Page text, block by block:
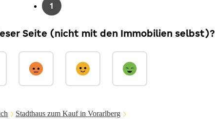
1
Seite (nicht mit den Immobilien selbst)?
Stadthaus zum Kauf in Vorarlberg